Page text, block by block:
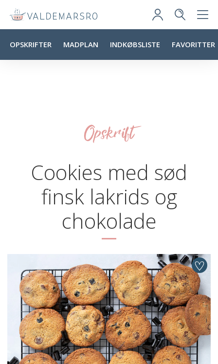
OPSKRIFTER MADPLAN INDKØBSLISTE FAVORITTER
Opskrift
Cookies med sød
finsk lakrids og
chokolade